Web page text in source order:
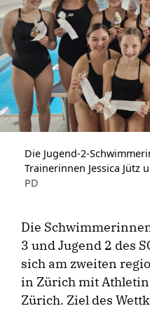
Die Jugend-2-
Trainerinnen Jessica Jütz
PD
Die
3 und Jugend 2 des
sich am zweiten
in Zürich mit
Zürich. Ziel des